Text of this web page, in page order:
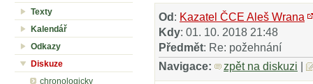
Texty
Kalendář
Odkazy
Diskuze
chronologicky
Od : Kazatel ČCE Aleš Wrana
Kdy: 01. 10. 2018 21:48
Předmět: Re: požehnání
Navigace:
zpět na diskuzi